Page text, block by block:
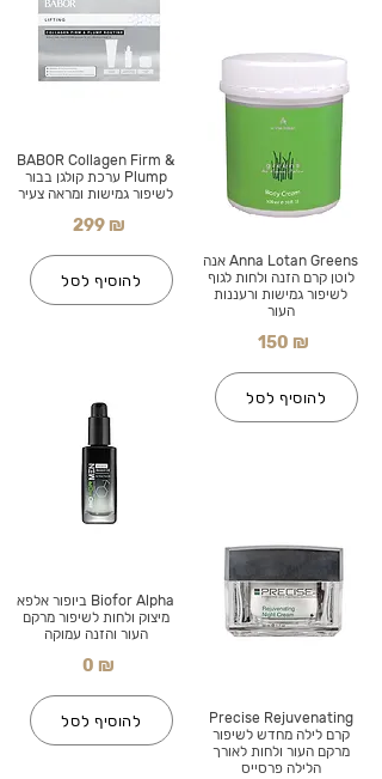
BABOR Collagen Firm &
Plump ערכת קולגן בבור
לשיפור גמישות ומראה צעיר
299 ₪
להוסיף לסל
Biofor Alpha ביופור אלפא
מיצוק ולחות לשיפור מרקם
העור והזנה עמוקה
0 ₪
להוסיף לסל
Anna Lotan Greens אנה
לוטן קרם הזנה ולחות לגוף
לשיפור גמישות ורעננות
העור
150 ₪
להוסיף לסל
Precise Rejuvenating
קרם לילה מחדש לשיפור
מרקם העור ולחות לאורך
הלילה פרסייס